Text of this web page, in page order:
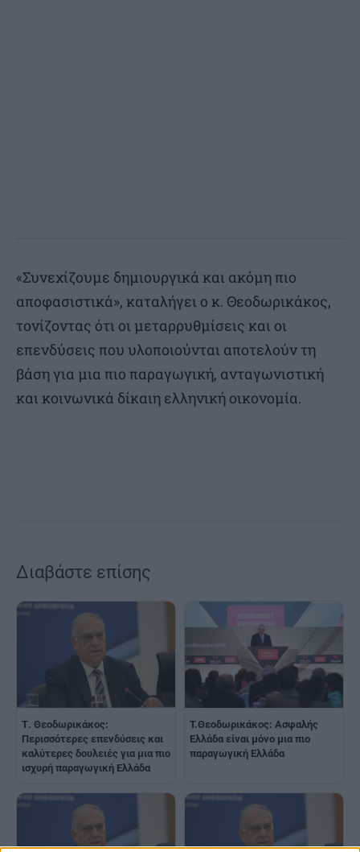
«Συνεχίζουμε δημιουργικά και ακόμη πιο
αποφασιστικά», καταλήγει ο κ. Θεοδωρικάκος,
τονίζοντας ότι οι μεταρρυθμίσεις και οι
επενδύσεις που υλοποιούνται αποτελούν τη
βάση για μια πιο παραγωγική, ανταγωνιστική
και κοινωνικά δίκαιη ελληνική οικονομία.
Διαβάστε επίσης
Τ. Θεοδωρικάκος:
Περισσότερες επενδύσεις και
καλύτερες δουλειές για μια πιο
ισχυρή παραγωγική Ελλάδα
T.Θεοδωρικάκος: Ασφαλής
Ελλάδα είναι μόνο μια πιο
παραγωγική Ελλάδα